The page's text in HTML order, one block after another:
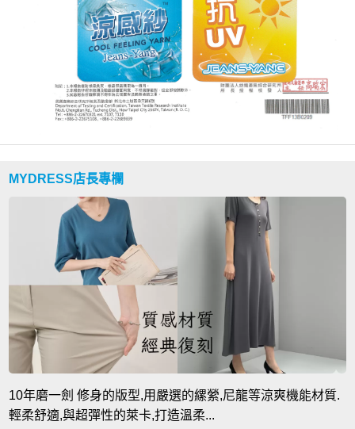
MYDRESS店長專欄
10年磨一劍 修身的版型,用嚴選的縲縈,尼龍等涼爽機能材質.
輕柔舒適,與超彈性的萊卡,打造溫柔...